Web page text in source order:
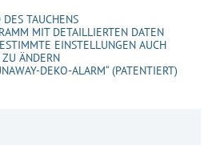
TAUCHENS
MIT DETAILLIERTEN DATEN
EINSTELLUNGEN AUCH
ÄNDERN
DEKO-ALARM“ (PATENTIERT)